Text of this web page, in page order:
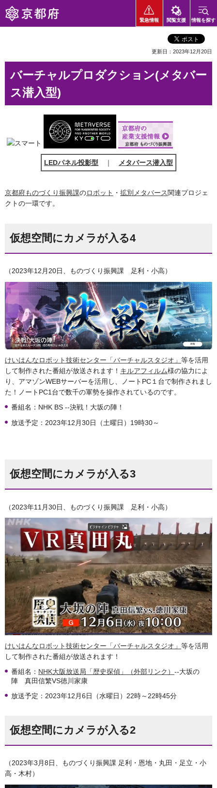
京都府
緊急情報 閲覧支援 情報を探す
更新日：2023年12月20日
バーチャルプロダクション(メタバー
ス潜入型)
LEDパネル投影型 ｜ メタバース潜入型
京都府ものづくり振興課のロボット ・ 拡別メタバース関連プロジェ
クトの一環です。
仮想空間にカメラが入る4
（2023年12月20日、ものづくり振興課 足利・小高）
けいはんなロボット技術センター「バーチャルスタジオ」 等を活用
して制作された番組が放送されます！ キルアフィルム様の協力によ
り、アマゾンWEBサーバーを活用し、ノートPC１台で制作されまし
た！ノートPC1台で数千の軍勢を操作されているのです。
番組名：NHK BS --決戦！大坂の陣！
放送予定：2023年12月30日（土曜日）19時30～
仮想空間にカメラが入る3
（2023年11月30日、ものづくり振興課 足利・小高）
けいはんなロボット技術センター「バーチャルスタジオ」 等を活用
して制作された番組が放送されます！
番組名： NHK大阪放送局「歴史探偵」（外部リンク） --大坂の
陣 真田信繁VS徳川家康
放送予定：2023年12月6日（水曜日）22時～22時45分
仮想空間にカメラが入る2
（2023年3月8日、ものづくり振興課 足利・恩地・丸田・足立・小
高・木村）